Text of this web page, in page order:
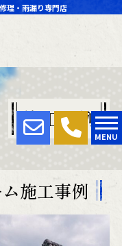
理・雨漏り専門店
MENU
施工事例
施工事例